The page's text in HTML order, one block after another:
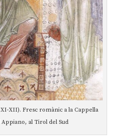
XI-XII). Fresc romànic a la Cappella
Appiano, al Tirol del Sud